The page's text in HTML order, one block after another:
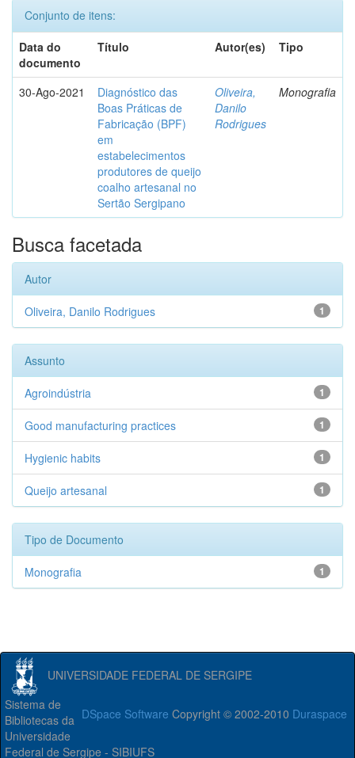
Conjunto de itens:
Data do
documento
Título Autor(es) Tipo
30-Ago-2021
Diagnóstico das
Boas Práticas de
Fabricação (BPF)
em
estabelecimentos
produtores de queijo
coalho artesanal no
Sertão Sergipano
Oliveira,
Danilo
Rodrigues
Monografia
Busca facetada
Autor
1
Oliveira, Danilo Rodrigues
Assunto
1
Agroindústria
1
Good manufacturing practices
1
Hygienic habits
1
Queijo artesanal
Tipo de Documento
1
Monografia
UNIVERSIDADE FEDERAL DE SERGIPE
DSpace Software Copyright © 2002-2010 Duraspace
Sistema de
Bibliotecas da
Universidade
Federal de Sergipe - SIBIUFS